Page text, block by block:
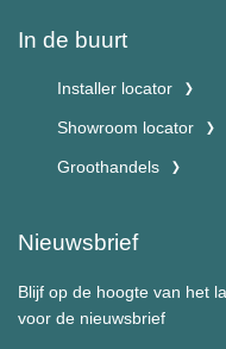
In de buurt
Installer locator
Showroom locator
Groothandels
Nieuwsbrief
Blijf op de hoogte van het
voor de nieuwsbrief